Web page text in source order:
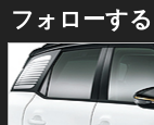
フォローする